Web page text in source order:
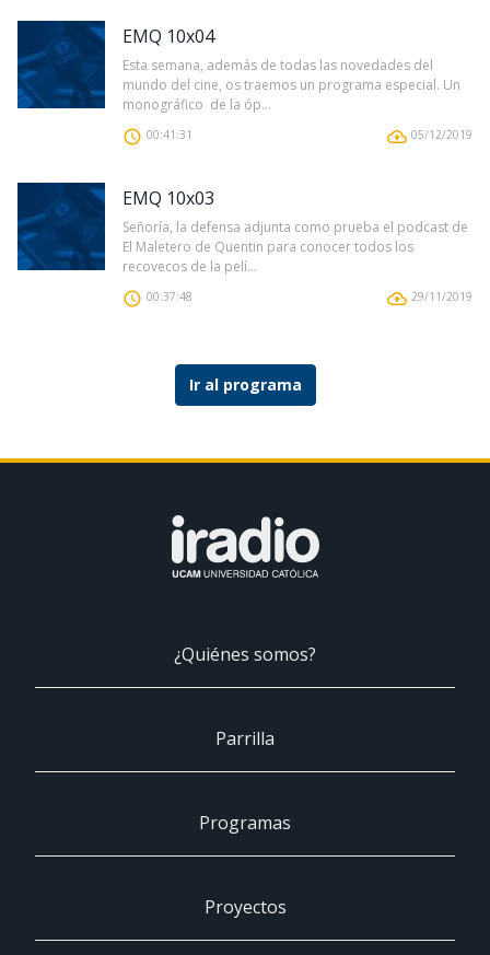
EMQ 10x04
Esta semana, además de todas las novedades del
mundo del cine, os traemos un programa especial. Un
monográfico de la óp...
00:41:31 05/12/2019
EMQ 10x03
Señoría, la defensa adjunta como prueba el podcast de
El Maletero de Quentin para conocer todos los
recovecos de la pelí...
00:37:48 29/11/2019
Ir al programa
¿Quiénes somos?
Parrilla
Programas
Proyectos